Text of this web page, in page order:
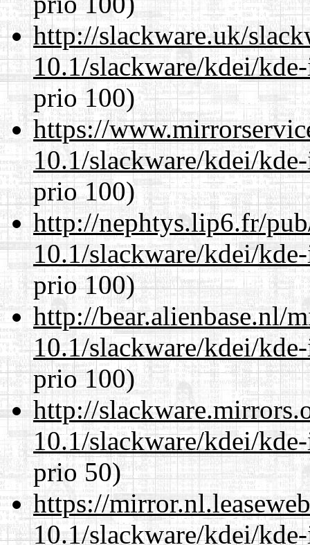
http://slackware.uk/
10.1/slackware/kdei/
prio 100)
https://
10.1/slackware/kdei/
prio 100)
http://nephtys.lip6.fr/
10.1/slackware/kdei/
prio 100)
http://bear.alienbase.nl/
10.1/slackware/kdei/
prio 100)
http://
10.1/slackware/kdei/
prio 50)
https://
10.1/slackware/kdei/